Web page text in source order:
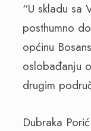
“U skladu
posthumno
općinu
oslobađanju
drugim
Dubraka